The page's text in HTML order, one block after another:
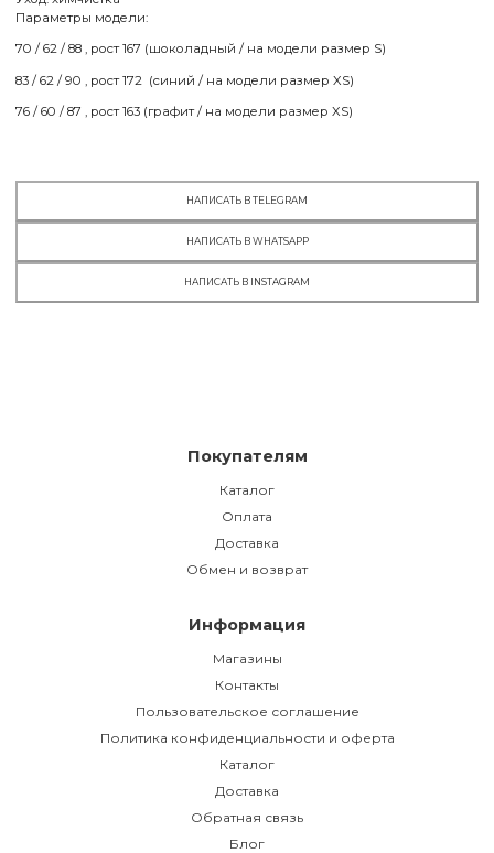
МСК: есть в наличии
СПБ:
нет в наличии
Параметры модели:
70 / 62 / 88 , рост 167 (шоколадный / на модели размер S)
83 / 62 / 90 , рост 172 (синий / на модели размер XS)
76 / 60 / 87 , рост 163 (графит / на модели размер XS)
НАПИСАТЬ В TELEGRAM
НАПИСАТЬ В WHATSAPP
НАПИСАТЬ В INSTAGRAM
Покупателям
Каталог
Оплата
Доставка
Обмен и возврат
Информация
Магазины
Контакты
Пользовательское соглашение
Политика конфиденциальности и оферта
Каталог
Доставка
Обратная связь
Блог